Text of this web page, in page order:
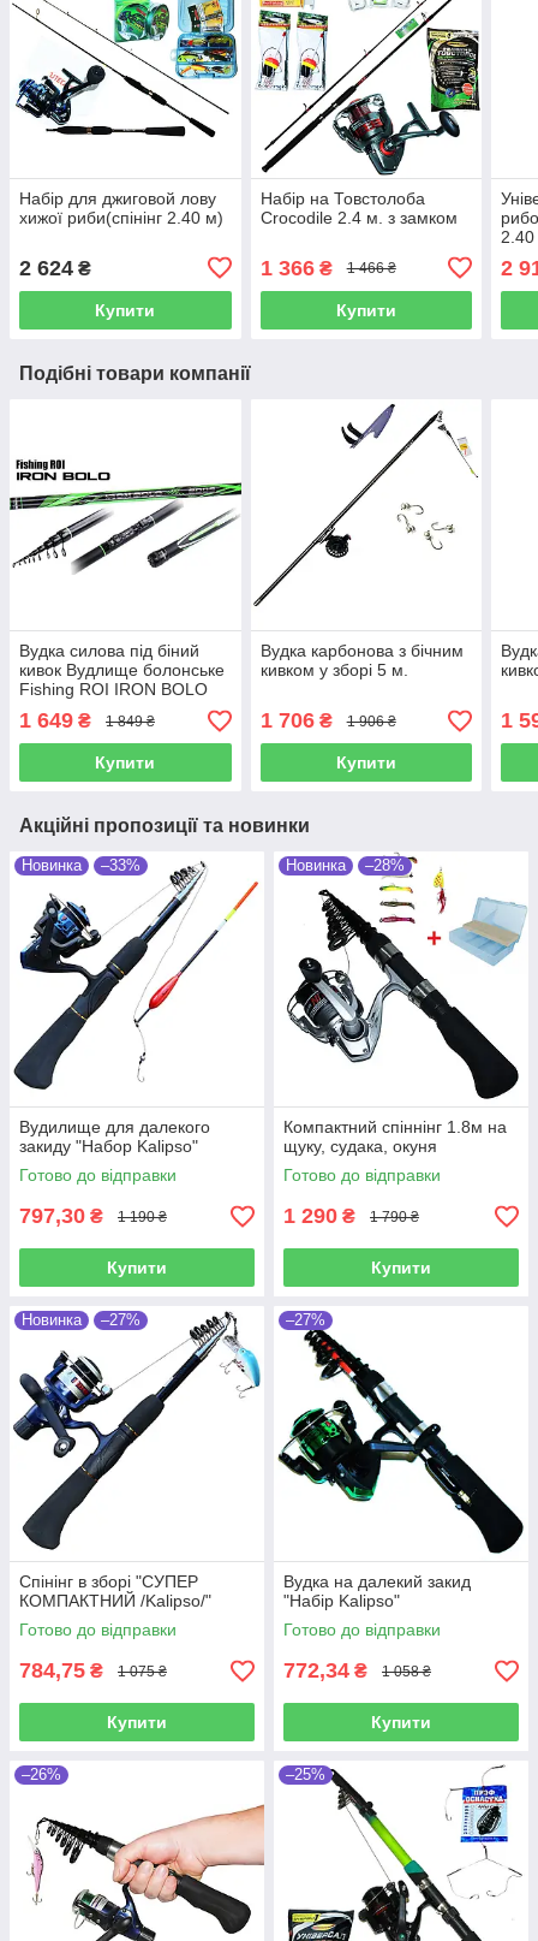
Набір для джиговой лову
хижої риби(спінінг 2.40 м)
2 624 ₴
Купити
Набір на Товстолоба
Сroсodile 2.4 м. з замком
1 366₴ 1 466 ₴
Купити
2
Подібні товари компанії
Вудка силова під біний
кивок Вудлище болонське
Fishing ROI IRON BOLO
500 (тест40-100 г) з/к
1 649 ₴ 1 849 ₴
Купити
Вудка карбонова з бічним
кивком у зборі 5 м.
1 706₴ 1 906 ₴
Купити
1
Акційні пропозиції та новинки
Новинка –33%
Вудилище для далекого
закиду "Набор Kalipso"
Готово до відправки
797,30 ₴ 1 190 ₴
Купити
Новинка –28%
Компактний спіннінг 1.8м на
щуку, судака, окуня
Готово до відправки
1 290 ₴ 1 790 ₴
Купити
Новинка –27%
Спінінг в зборі "СУПЕР
КОМПАКТНИЙ /Kalipso/"
Готово до відправки
784,75 ₴ 1 075 ₴
Купити
–27%
Вудка на далекий закид
"Набір Kalipso"
Готово до відправки
772,34 ₴ 1 058 ₴
Купити
–26% –25%